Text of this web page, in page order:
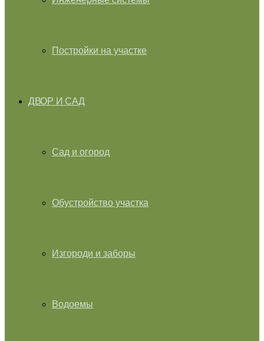
Постройки на участке
ДВОР И САД
Сад и огород
Обустройство участка
Изгороди и заборы
Водоемы